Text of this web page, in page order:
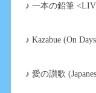
♪ 一本の鉛筆
♪ Kazabue (On
♪ 愛の讃歌